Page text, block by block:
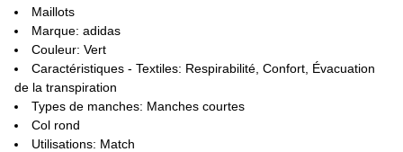
Maillots
Marque: adidas
Couleur: Vert
Caractéristiques - Textiles: Respirabilité, Confort, Évacuation
de la transpiration
Types de manches: Manches courtes
Col rond
Utilisations: Match